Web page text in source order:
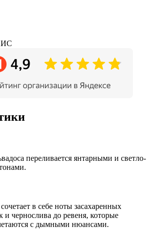
переливается янтарными и светло-
в себе ноты засахаренных
чернослива до ревеня, которые
с дымными нюансами.